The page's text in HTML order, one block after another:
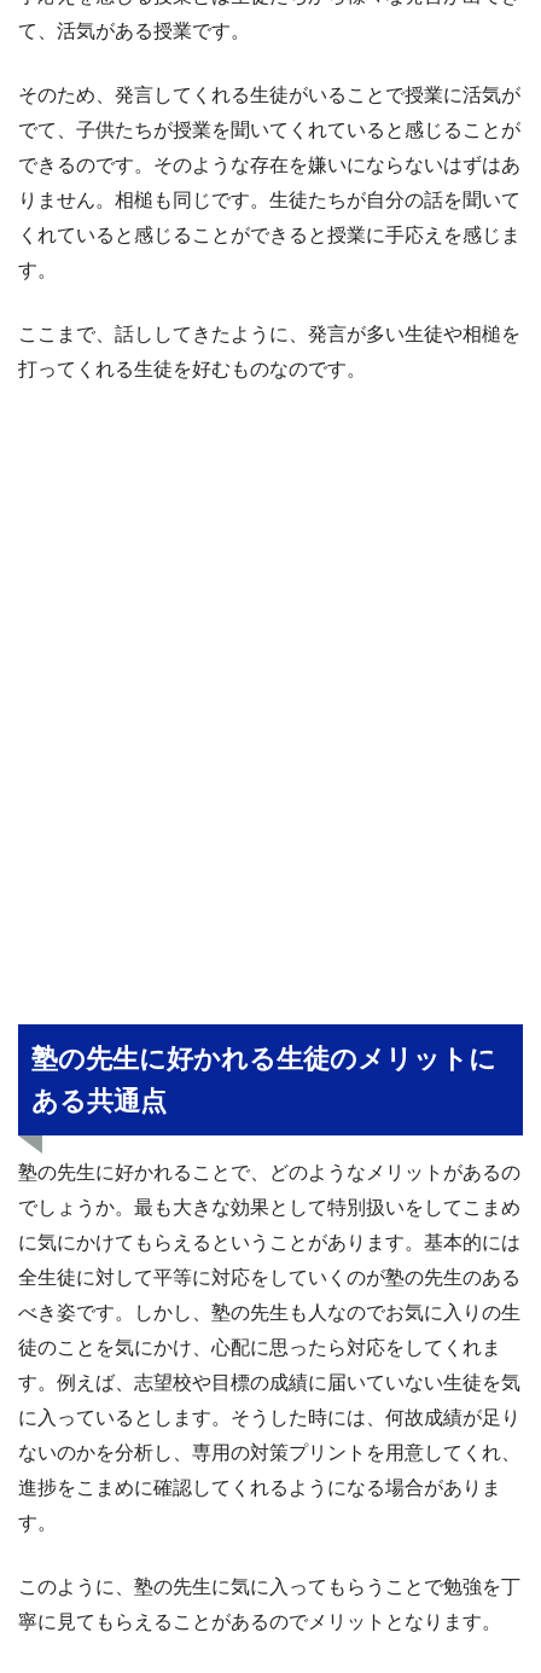
て、活気がある授業です。
そのため、発言してくれる生徒がいることで授業に活気が
でて、子供たちが授業を聞いてくれていると感じることが
できるのです。そのような存在を嫌いにならないはずはあ
りません。相槌も同じです。生徒たちが自分の話を聞いて
くれていると感じることができると授業に手応えを感じま
す。
ここまで、話ししてきたように、発言が多い生徒や相槌を
打ってくれる生徒を好むものなのです。
塾の先生に好かれる生徒のメリットに
ある共通点
塾の先生に好かれることで、どのようなメリットがあるの
でしょうか。最も大きな効果として特別扱いをしてこまめ
に気にかけてもらえるということがあります。基本的には
全生徒に対して平等に対応をしていくのが塾の先生のある
べき姿です。しかし、塾の先生も人なのでお気に入りの生
徒のことを気にかけ、心配に思ったら対応をしてくれま
す。例えば、志望校や目標の成績に届いていない生徒を気
に入っているとします。そうした時には、何故成績が足り
ないのかを分析し、専用の対策プリントを用意してくれ、
進捗をこまめに確認してくれるようになる場合がありま
す。
このように、塾の先生に気に入ってもらうことで勉強を丁
寧に見てもらえることがあるのでメリットとなります。